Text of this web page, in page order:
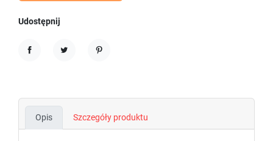
Udostępnij
Opis Szczegóły produktu